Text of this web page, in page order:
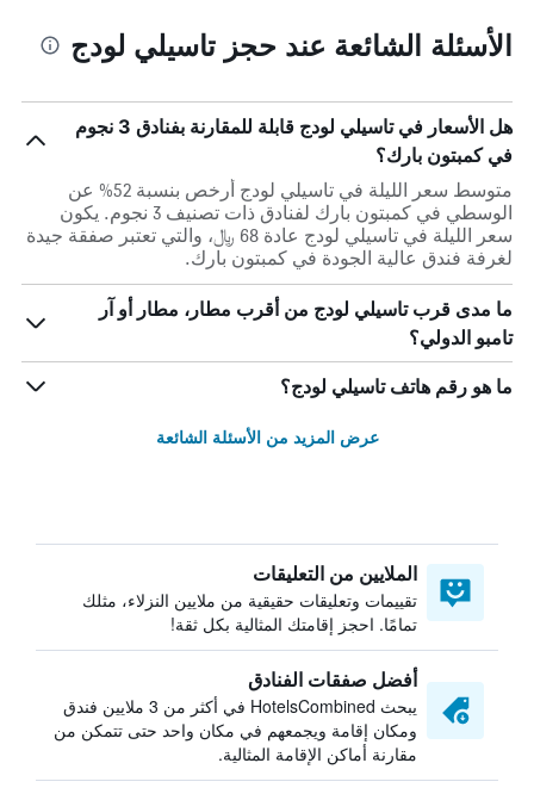
الأسئلة الشائعة عند حجز تاسيلي لودج
هل الأسعار في تاسيلي لودج قابلة للمقارنة بفنادق 3 نجوم
في كمبتون بارك؟
متوسط سعر الليلة في تاسيلي لودج أرخص بنسبة 52% عن
الوسطي في كمبتون بارك لفنادق ذات تصنيف 3 نجوم. يكون
سعر الليلة في تاسيلي لودج عادة 68 ﷼، والتي تعتبر صفقة جيدة
لغرفة فندق عالية الجودة في كمبتون بارك.
ما مدى قرب تاسيلي لودج من أقرب مطار، مطار أو آر
تامبو الدولي؟
ما هو رقم هاتف تاسيلي لودج؟
عرض المزيد من الأسئلة الشائعة
الملايين من التعليقات
تقييمات وتعليقات حقيقية من ملايين النزلاء، مثلك
تمامًا. احجز إقامتك المثالية بكل ثقة!
أفضل صفقات الفنادق
يبحث HotelsCombined في أكثر من 3 ملايين فندق
ومكان إقامة ويجمعهم في مكان واحد حتى تتمكن من
مقارنة أماكن الإقامة المثالية.